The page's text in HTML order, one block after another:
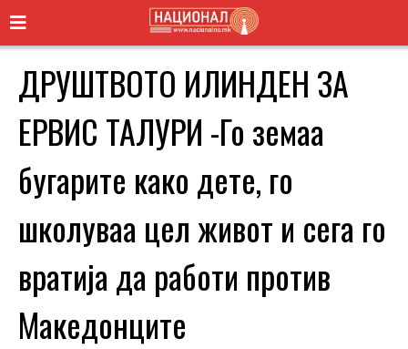
ДРУШТВОТО ИЛИНДЕН ЗА
ЕРВИС ТАЛУРИ -Го земаа
бугарите како дете, го
школуваа цел живот и сега го
вратија да работи против
Македонците